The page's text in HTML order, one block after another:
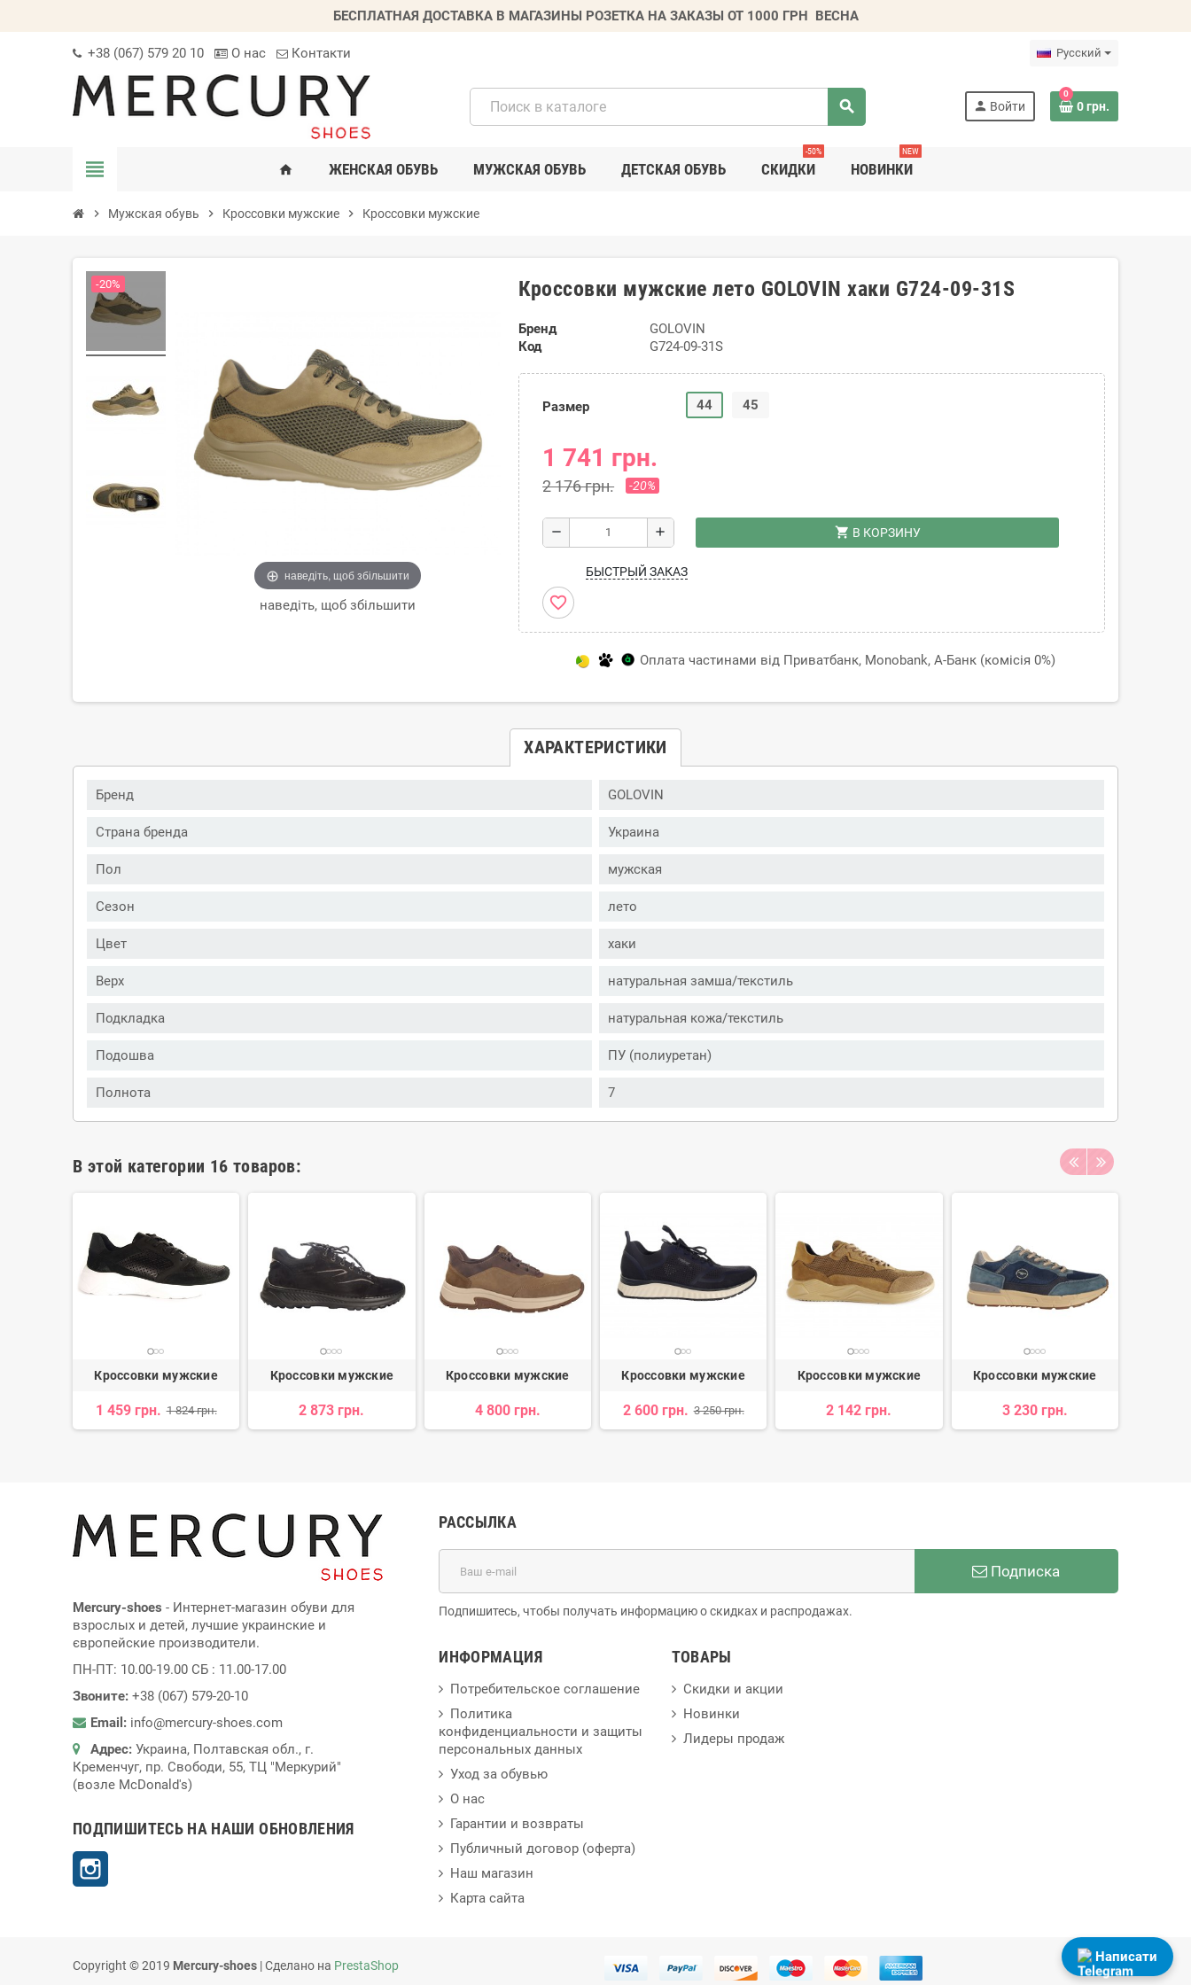
БЕСПЛАТНАЯ ДОСТАВКА В МАГАЗИНЫ РОЗЕТКА НА ЗАКАЗЫ ОТ 1000 ГРН ВЕСНА
+38 (067) 579 20 10 О нас Контакти Русский
search person Войти
0
0 грн.
view_headline home ЖЕНСКАЯ ОБУВЬ МУЖСКАЯ ОБУВЬ ДЕТСКАЯ ОБУВЬ СКИДКИ
-50%
НОВИНКИ
NEW
chevron_right Мужская обувь chevron_right Кроссовки мужские chevron_right Кроссовки мужские
наведіть, щоб збільшити
наведіть, щоб збільшити
-20% Кроссовки мужские лето GOLOVIN хаки G724-09-31S
Бренд
GOLOVIN
Код
G724-09-31S
Размер 44 45
1 741 грн.
2 176 грн. -20%
remove add shopping_cart В КОРЗИНУ
БЫСТРЫЙ ЗАКАЗ
favorite_border
Оплата частинами від Приватбанк, Monobank, А-Банк (комісія 0%)
ХАРАКТЕРИСТИКИ
Бренд GOLOVIN
Страна бренда Украина
Пол мужская
Сезон лето
Цвет хаки
Верх натуральная замша/текстиль
Подкладка натуральная кожа/текстиль
Подошва ПУ (полиуретан)
Полнота 7
В этой категории 16 товаров:
Кроссовки мужские
1 459 грн. 1 824 грн.
Кроссовки мужские
2 873 грн.
Кроссовки мужские
4 800 грн.
Кроссовки мужские
2 600 грн. 3 250 грн.
Кроссовки мужские
2 142 грн.
Кроссовки мужские
3 230 грн.
Mercury-shoes - Интернет-магазин обуви для
взрослых и детей, лучшие украинские и
європейские производители.
ПН-ПТ: 10.00-19.00 СБ : 11.00-17.00
Звоните: +38 (067) 579-20-10
Email: info@mercury-shoes.com
Адрес: Украина, Полтавская обл., г.
Кременчуг, пр. Свободи, 55, ТЦ "Меркурий"
(возле McDonald's)
ПОДПИШИТЕСЬ НА НАШИ ОБНОВЛЕНИЯ
РАССЫЛКА
Подписка
Подпишитесь, чтобы получать информацию о скидках и распродажах.
ИНФОРМАЦИЯ
Потребительское соглашение
Политика
конфиденциальности и защиты
персональных данных
Уход за обувью
О нас
Гарантии и возвраты
Публичный договор (оферта)
Наш магазин
Карта сайта
ТОВАРЫ
Скидки и акции
Новинки
Лидеры продаж
Copyright © 2019 Mercury-shoes | Сделано на PrestaShop
Написати